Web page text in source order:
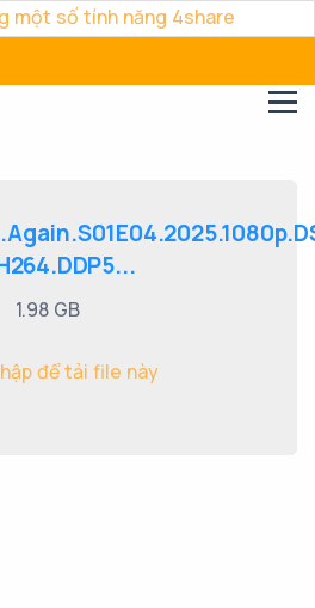
một số tính năng 4share
1.98 GB
để tải file này